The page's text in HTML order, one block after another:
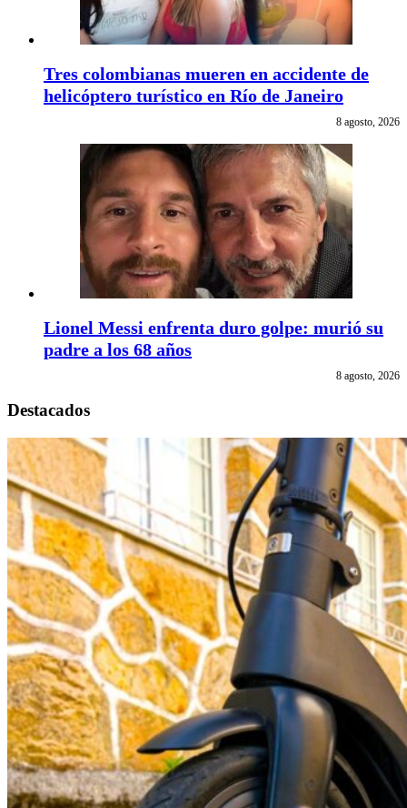
Tres colombianas mueren en accidente de
helicóptero turístico en Río de Janeiro
8 agosto, 2026
Lionel Messi enfrenta duro golpe: murió su
padre a los 68 años
8 agosto, 2026
Destacados